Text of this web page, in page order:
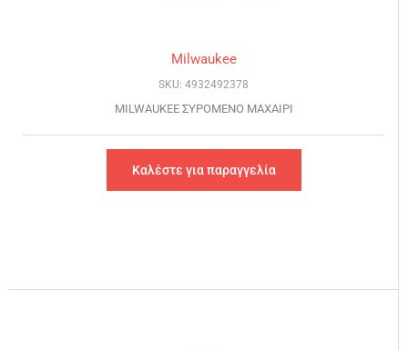
Milwaukee
SKU: 4932492378
MILWAUKEE ΣΥΡΟΜΕΝΟ ΜΑΧΑΙΡΙ
Καλέστε για παραγγελία